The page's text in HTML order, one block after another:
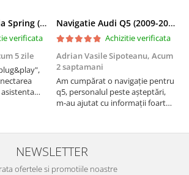
Navigatie 2K Dacia Spring (2021- Prezent), Android, S-Quadcore / 4GB RAM + 64GB ROM, 9.5 Inch - AD-BGS90042K+AD-BGRKIT366V4s
verificata
5 zile
conectat
camera
Navigatie Audi Q5 (2009-2017), Linux OS & OEM, MMI 3G, CarPlay & Android Auto Wireless, MirrorLink, Camera AHD, 12.3 Inch - AD-BGAALNXH+AD-BGRKITQ5002
Achizitie verificata
Adrian Vasile Sipoteanu, Acum
2 saptamani
Am cumpărat o navigație pentru
q5, personalul peste așteptări,
m-au ajutat cu informații foarte
serviabili, livrare rapidă, suport
tehnic, totul impecabil, o să revin
la ei și pentru vi...
NEWSLETTER
ofertele si promotiile noastre